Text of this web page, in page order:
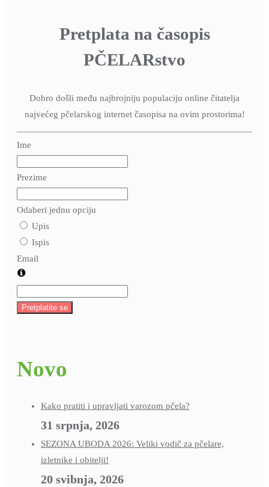
Pretplata na časopis
PČELARstvo
Dobro došli među najbrojniju populaciju online čitatelja
najvećeg pčelarskog internet časopisa na ovim prostorima!
Ime
Prezime
Odaberi jednu opciju
Upis
Ispis
Email
Pretplatite se
Novo
Kako pratiti i upravljati varozom pčela?
31 srpnja, 2026
SEZONA UBODA 2026: Veliki vodič za pčelare,
izletnike i obitelji!
20 svibnja, 2026